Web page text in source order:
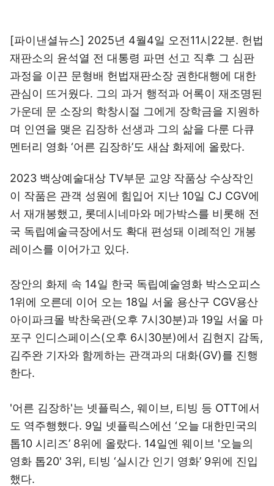
[파이낸셜뉴스] 2025년 4월4일 오전11시22분. 헌법
재판소의 윤석열 전 대통령 파면 선고 직후 그 심판
과정을 이끈 문형배 헌법재판소장 권한대행에 대한
관심이 뜨거웠다. 그의 과거 행적과 어록이 재조명된
가운데 문 소장의 학창시절 그에게 장학금을 지원하
며 인연을 맺은 김장하 선생과 그의 삶을 다룬 다큐
멘터리 영화 ‘어른 김장하’도 새삼 화제에 올랐다.
2023 백상예술대상 TV부문 교양 작품상 수상작인
이 작품은 관객 성원에 힘입어 지난 10일 CJ CGV에
서 재개봉했고, 롯데시네마와 메가박스를 비롯해 전
국 독립예술극장에서도 확대 편성돼 이례적인 개봉
레이스를 이어가고 있다.
장안의 화제 속 14일 한국 독립예술영화 박스오피스
1위에 오른데 이어 오는 18일 서울 용산구 CGV용산
아이파크몰 박찬욱관(오후 7시30분)과 19일 서울 마
포구 인디스페이스(오후 6시30분)에서 김현지 감독,
김주완 기자와 함께하는 관객과의 대화(GV)를 진행
한다.
'어른 김장하'는 넷플릭스, 웨이브, 티빙 등 OTT에서
도 역주행했다. 9일 넷플릭스에선 ‘오늘 대한민국의
톱10 시리즈’ 8위에 올랐다. 14일엔 웨이브 '오늘의
영화 톱20' 3위, 티빙 ‘실시간 인기 영화’ 9위에 진입
했다.